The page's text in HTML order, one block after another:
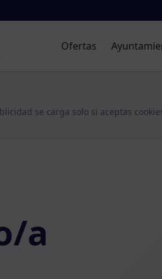
Ofertas
se carga solo si aceptas
a